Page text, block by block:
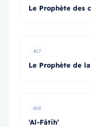
Le Prophète des
#17
Le Prophète de
#18
‘Al-Fātih’